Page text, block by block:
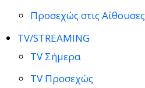
Προσεχώς στις Αίθουσες
TV/STREAMING
TV Σήμερα
TV Προσεχώς